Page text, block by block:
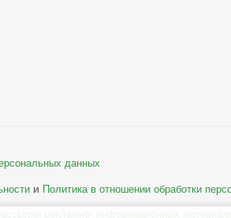
данных
и Политика в отношении обработки